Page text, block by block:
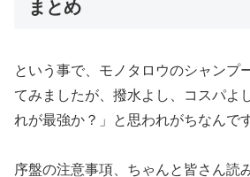
まとめ
という事で、モノタロウのシャンプ
てみましたが、撥水よし、コスパよ
れが最強か？」と思われがちなんで
序盤の注意事項、ちゃんと皆さん読